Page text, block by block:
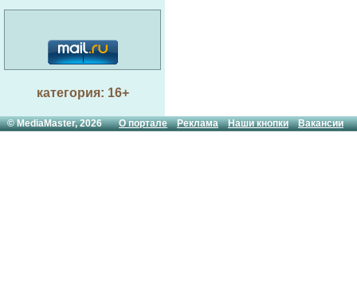
категория: 16+
© MediaMaster, 2026О портале Реклама Наши кнопки Вакансии